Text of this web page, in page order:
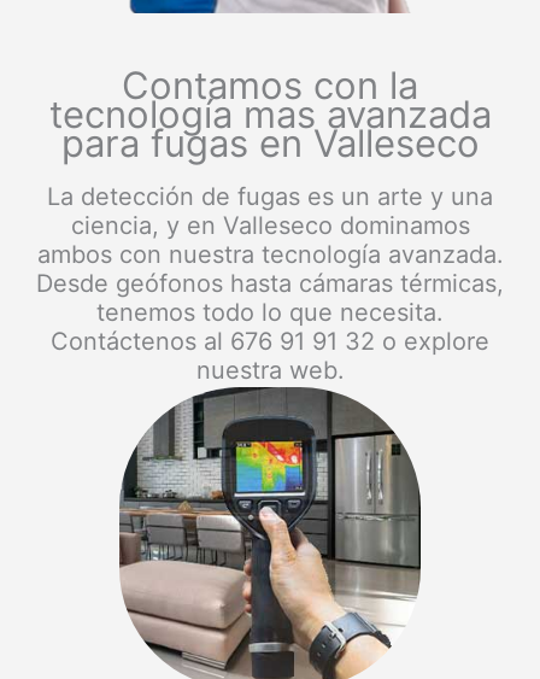
Contamos con la
tecnología mas avanzada
para fugas en Valleseco
La detección de fugas es un arte y una
ciencia, y en Valleseco dominamos
ambos con nuestra tecnología avanzada.
Desde geófonos hasta cámaras térmicas,
tenemos todo lo que necesita.
Contáctenos al 676 91 91 32 o explore
nuestra web.